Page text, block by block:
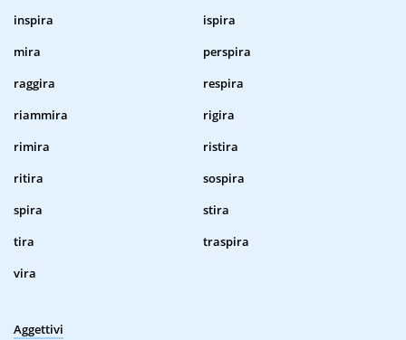
inspira
ispira
mira
perspira
raggira
respira
riammira
rigira
rimira
ristira
ritira
sospira
spira
stira
tira
traspira
vira
Aggettivi